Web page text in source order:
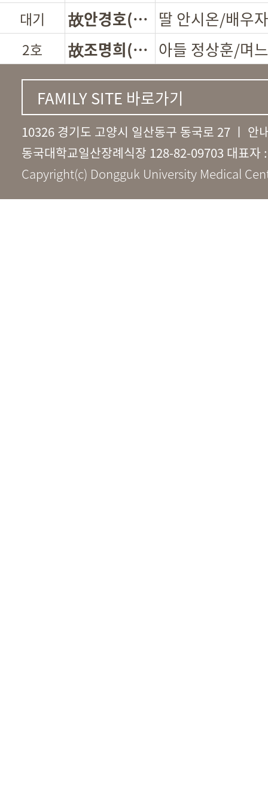
대기 故안경호(남) 딸 안시온/배우
2호 故조명희(여)
3호 故박세재(남)
FAMILY SITE 바로가기
10326 경기도 고양시 일산동구 동국로 27 ㅣ 안
동국대학교일산장례식장 128-82-09703 대표자
Capyright(c) Dongguk University Medical